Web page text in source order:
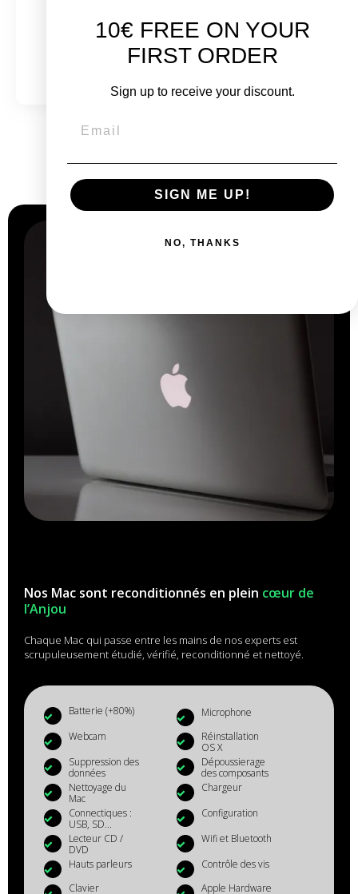
À partir de
85,00 €
Pourquoinous choisir ?
Nos Mac sont reconditionnés en plein cœur de
l’Anjou
Chaque Mac qui passe entre les mains de nos experts est
scrupuleusement étudié, vérifié, reconditionné et nettoyé.
Batterie (+80%)
Microphone
Webcam
Réinstallation
OS X
Suppression des
données
Dépoussierage
des composants
Nettoyage du
Mac
Chargeur
Connectiques :
USB, SD...
Configuration
Lecteur CD /
DVD
Wifi et Bluetooth
Hauts parleurs
Contrôle des vis
Clavier
Apple Hardware
10€ FREE ON YOUR
FIRST ORDER
Sign up to receive your discount.
SIGN ME UP!
NO, THANKS